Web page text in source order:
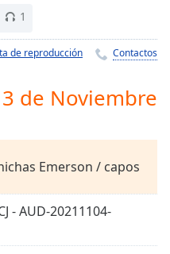
1
de reproducción Contactos
de Noviembre
Emerson / capos
- AUD-20211104-